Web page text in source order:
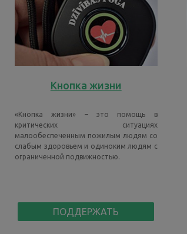
Кнопка жизни
«Кнопка жизни» – это помощь в
критических ситуациях
малообеспеченным пожилым людям со
слабым здоровьем и одиноким людям с
ограниченной подвижностью.
ПОДДЕРЖАТЬ